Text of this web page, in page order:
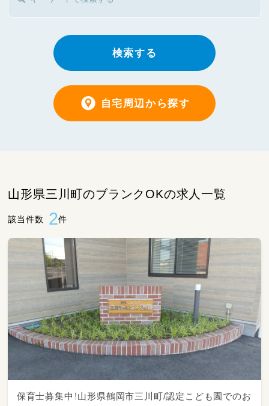
検索する
自宅周辺から探す
山形県三川町のブランクOKの求人一覧
該当件数 2件
保育士募集中！山形県鶴岡市三川町/認定こども園でのお